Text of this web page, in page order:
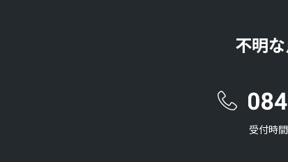
不明
受付時